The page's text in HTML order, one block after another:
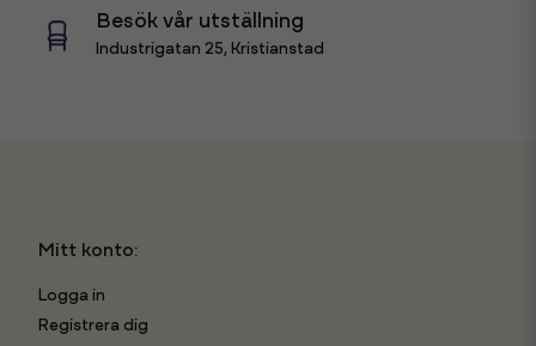
Besök vår utställning
Industrigatan 25, Kristianstad
Mitt konto:
Logga in
Registrera dig